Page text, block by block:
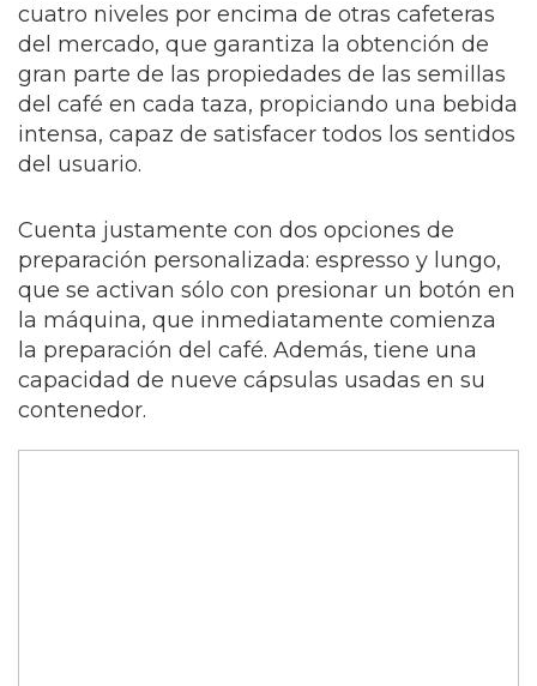
cuatro niveles por encima de otras cafeteras
del mercado, que garantiza la obtención de
gran parte de las propiedades de las semillas
del café en cada taza, propiciando una bebida
intensa, capaz de satisfacer todos los sentidos
del usuario.
Cuenta justamente con dos opciones de
preparación personalizada: espresso y lungo,
que se activan sólo con presionar un botón en
la máquina, que inmediatamente comienza
la preparación del café. Además, tiene una
capacidad de nueve cápsulas usadas en su
contenedor.